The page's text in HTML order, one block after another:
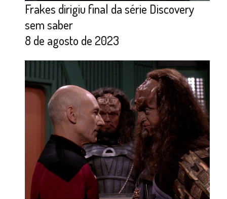
Frakes dirigiu final da série Discovery
sem saber
8 de agosto de 2023